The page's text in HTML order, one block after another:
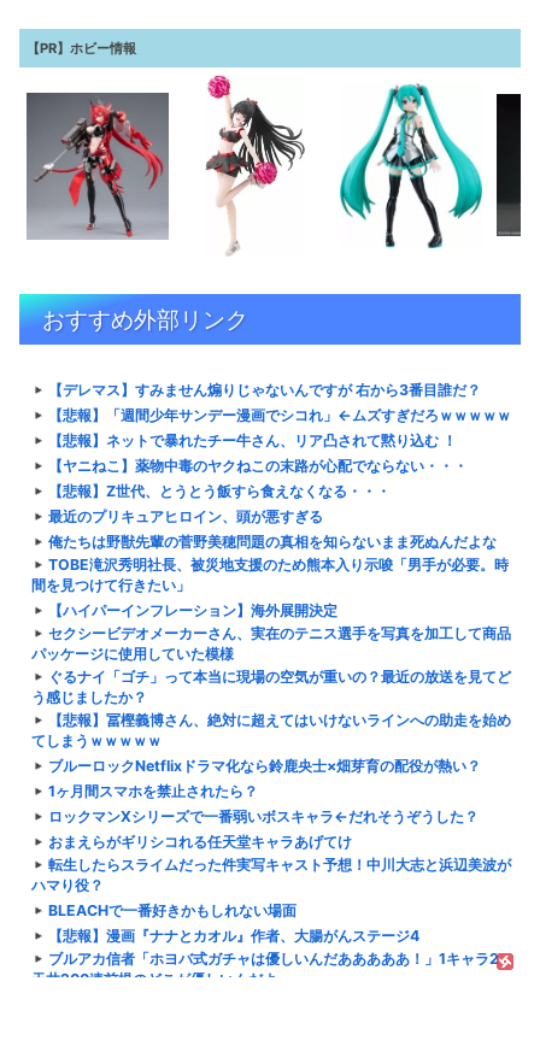
【PR】ホビー情報
おすすめ外部リンク
【デレマス】すみません煽りじゃないんですが 右から3番目誰だ？
【悲報】「週間少年サンデー漫画でシコれ」←ムズすぎだろｗｗｗｗｗ
【悲報】ネットで暴れたチー牛さん、リア凸されて黙り込む ！
【ヤニねこ】薬物中毒のヤクねこの末路が心配でならない・・・
【悲報】Z世代、とうとう飯すら食えなくなる・・・
最近のプリキュアヒロイン、頭が悪すぎる
俺たちは野獣先輩の菅野美穂問題の真相を知らないまま死ぬんだよな
TOBE滝沢秀明社長、被災地支援のため熊本入り示唆「男手が必要。時
間を見つけて行きたい」
【ハイパーインフレーション】海外展開決定
セクシービデオメーカーさん、実在のテニス選手を写真を加工して商品
パッケージに使用していた模様
ぐるナイ「ゴチ」って本当に現場の空気が重いの？最近の放送を見てど
う感じましたか？
【悲報】冨樫義博さん、絶対に超えてはいけないラインへの助走を始め
てしまうｗｗｗｗｗ
ブルーロックNetflixドラマ化なら鈴鹿央士×畑芽育の配役が熱い？
1ヶ月間スマホを禁止されたら？
ロックマンXシリーズで一番弱いボスキャラ←だれそうぞうした？
おまえらがギリシコれる任天堂キャラあげてけ
転生したらスライムだった件実写キャスト予想！中川大志と浜辺美波が
ハマり役？
BLEACHで一番好きかもしれない場面
【悲報】漫画『ナナとカオル』作者、大腸がんステージ4
ブルアカ信者「ホヨバ式ガチャは優しいんだあああああ！」1キャラ2
天井200連前提のどこが優しいんだよ